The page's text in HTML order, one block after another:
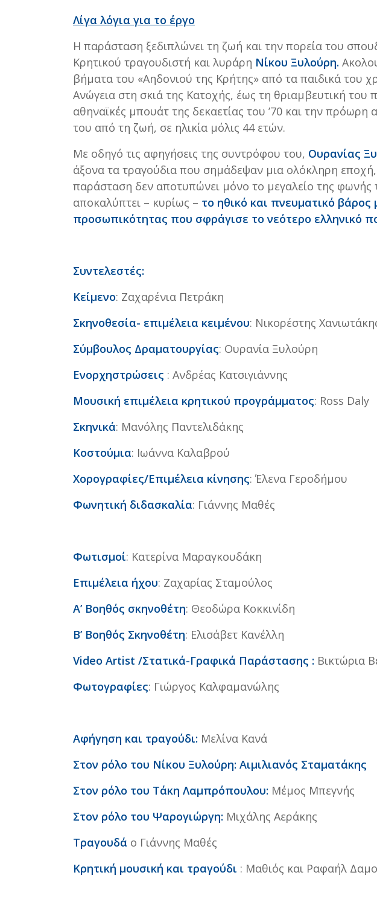
Λίγα λόγια για το έργο
Η παράσταση ξεδιπλώνει τη ζωή και την πορεία του
Κρητικού τραγουδιστή και λυράρη Νίκου Ξυλούρη.
βήματα του «Αηδονιού της Κρήτης» από τα παιδικά του
Ανώγεια στη σκιά της Κατοχής, έως τη θριαμβευτική του
αθηναϊκές μπουάτ της δεκαετίας του ’70 και την πρόωρη
του από τη ζωή, σε ηλικία μόλις 44 ετών.
Με οδηγό τις αφηγήσεις της συντρόφου του, Ουρανίας
άξονα τα τραγούδια που σημάδεψαν μια ολόκληρη
παράσταση δεν αποτυπώνει μόνο το μεγαλείο της φωνής
αποκαλύπτει – κυρίως – το ηθικό και πνευματικό βάρος
προσωπικότητας που σφράγισε το νεότερο ελληνικό
Συντελεστές:
Κείμενο: Ζαχαρένια Πετράκη
Σκηνοθεσία- επιμέλεια κειμένου: Νικορέστης
Σύμβουλος Δραματουργίας: Ουρανία Ξυλούρη
Ενορχηστρώσεις : Ανδρέας Κατσιγιάννης
Μουσική επιμέλεια κρητικού προγράμματος: Ross Daly
Σκηνικά: Μανόλης Παντελιδάκης
Κοστούμια: Ιωάννα Καλαβρού
Χορογραφίες/Επιμέλεια κίνησης: Έλενα Γεροδήμου
Φωνητική διδασκαλία: Γιάννης Μαθές
Φωτισμοί: Κατερίνα Μαραγκουδάκη
Επιμέλεια ήχου: Ζαχαρίας Σταμούλος
Α’ Βοηθός σκηνοθέτη: Θεοδώρα Κοκκινίδη
Β’ Βοηθός Σκηνοθέτη: Ελισάβετ Κανέλλη
Video Artist /Στατικά-Γραφικά Παράστασης : Βικτώρια
Φωτογραφίες: Γιώργος Καλφαμανώλης
Αφήγηση και τραγούδι: Μελίνα Κανά
Στον ρόλο του Νίκου Ξυλούρη: Αιμιλιανός Σταματάκης
Στον ρόλο του Τάκη Λαμπρόπουλου: Μέμος Μπεγνής
Στον ρόλο του Ψαρογιώργη: Μιχάλης Αεράκης
Τραγουδά ο Γιάννης Μαθές
Κρητική μουσική και τραγούδι : Μαθιός και Ραφαήλ